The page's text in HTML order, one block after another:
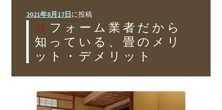
Company
施工事例
Works
お問い合わせ
2021年8月17日に投稿
リフォーム業者だから
知っている、畳のメリ
ット・デメリット